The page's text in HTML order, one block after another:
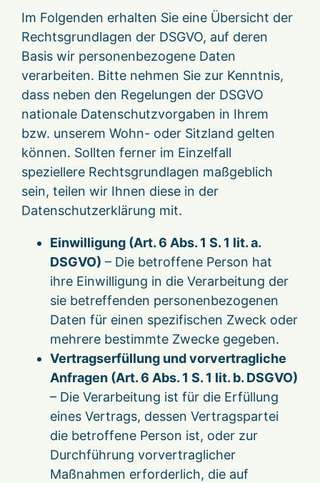
Im Folgenden erhalten Sie eine Übersicht der
Rechtsgrundlagen der DSGVO, auf deren
Basis wir personenbezogene Daten
verarbeiten. Bitte nehmen Sie zur Kenntnis,
dass neben den Regelungen der DSGVO
nationale Datenschutzvorgaben in Ihrem
bzw. unserem Wohn- oder Sitzland gelten
können. Sollten ferner im Einzelfall
speziellere Rechtsgrundlagen maßgeblich
sein, teilen wir Ihnen diese in der
Datenschutzerklärung mit.
Einwilligung (Art. 6 Abs. 1 S. 1 lit. a.
DSGVO) – Die betroffene Person hat
ihre Einwilligung in die Verarbeitung der
sie betreffenden personenbezogenen
Daten für einen spezifischen Zweck oder
mehrere bestimmte Zwecke gegeben.
Vertragserfüllung und vorvertragliche
Anfragen (Art. 6 Abs. 1 S. 1 lit. b. DSGVO)
– Die Verarbeitung ist für die Erfüllung
eines Vertrags, dessen Vertragspartei
die betroffene Person ist, oder zur
Durchführung vorvertraglicher
Maßnahmen erforderlich, die auf